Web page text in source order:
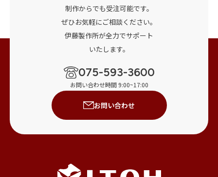
制作からでも受注可能です。
ぜひお気軽にご相談ください。
伊藤製作所が全力でサポート
いたします。
075-593-3600
お問い合わせ時間 9:00~17:00
お問い合わせ